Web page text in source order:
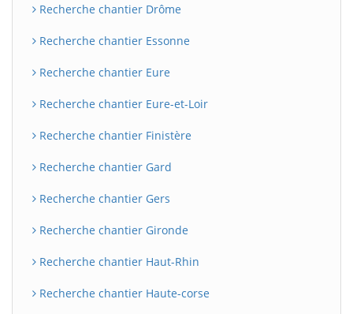
Recherche chantier Drôme
Recherche chantier Essonne
Recherche chantier Eure
Recherche chantier Eure-et-Loir
Recherche chantier Finistère
Recherche chantier Gard
Recherche chantier Gers
Recherche chantier Gironde
Recherche chantier Haut-Rhin
Recherche chantier Haute-corse